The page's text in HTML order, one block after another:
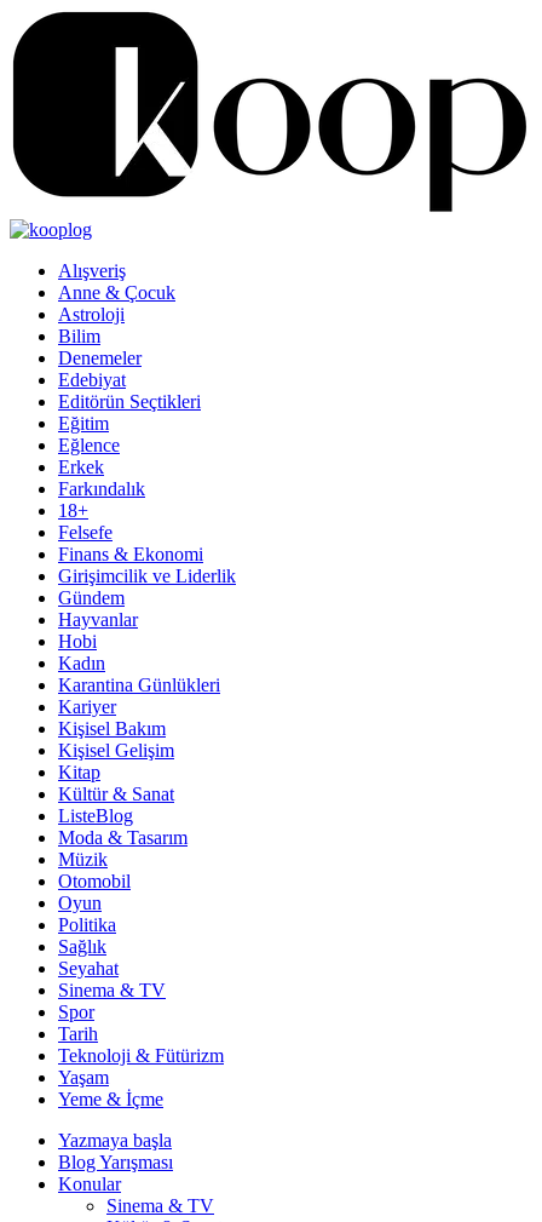
Alışveriş
Anne & Çocuk
Astroloji
Bilim
Denemeler
Edebiyat
Editörün Seçtikleri
Eğitim
Eğlence
Erkek
Farkındalık
18+
Felsefe
Finans & Ekonomi
Girişimcilik ve Liderlik
Gündem
Hayvanlar
Hobi
Kadın
Karantina Günlükleri
Kariyer
Kişisel Bakım
Kişisel Gelişim
Kitap
Kültür & Sanat
ListeBlog
Moda & Tasarım
Müzik
Otomobil
Oyun
Politika
Sağlık
Seyahat
Sinema & TV
Spor
Tarih
Teknoloji & Fütürizm
Yaşam
Yeme & İçme
Yazmaya başla
Blog Yarışması
Konular
Sinema & TV